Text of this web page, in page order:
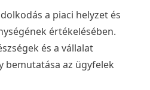
a piaci helyzet és
értékelésében.
és a vállalat
bemutatása az ügyfelek